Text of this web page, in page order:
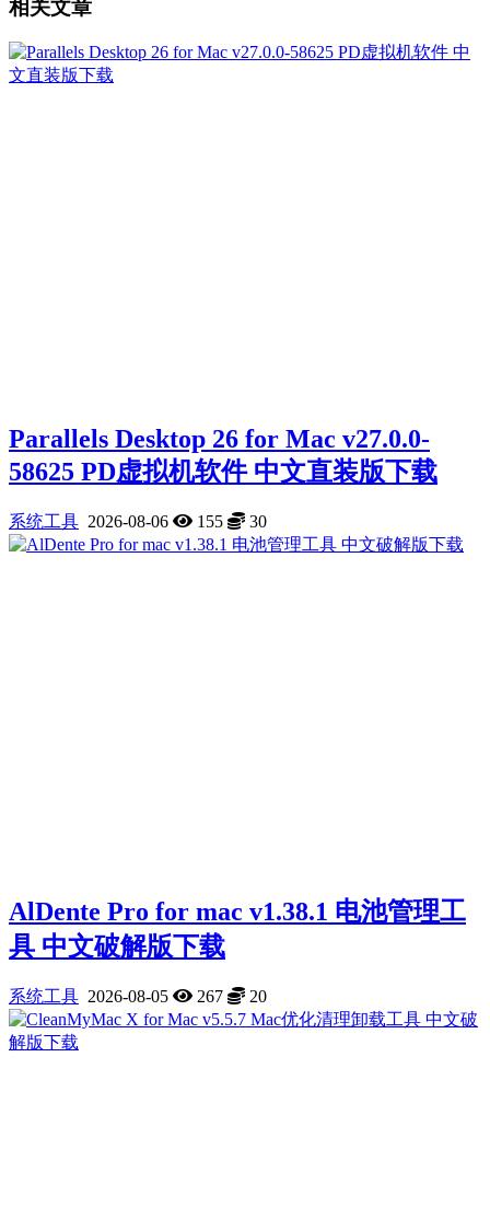
相关文章
Parallels Desktop 26 for Mac v27.0.0-
58625 PD虚拟机软件 中文直装版下载
系统工具 2026-08-06 155 30
AlDente Pro for mac v1.38.1 电池管理工
具 中文破解版下载
系统工具 2026-08-05 267 20